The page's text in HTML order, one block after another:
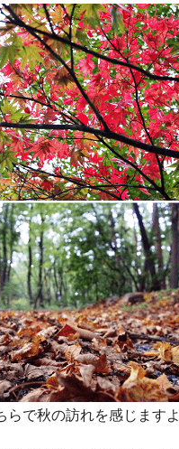
らで秋の訪れを感じますよ